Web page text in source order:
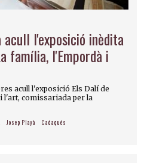
acull l'exposició inèdita
família, l'Empordà i
acull l'exposició Els Dalí de
l'art, comissariada per la
Josep Playà
Cadaqués